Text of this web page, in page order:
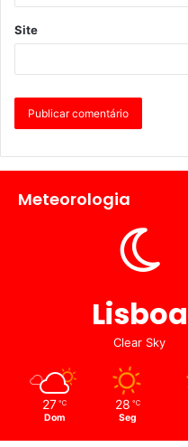
Site
Meteorologia
Lisboa
Clear Sky
27 ℃
Dom
28 ℃
Seg